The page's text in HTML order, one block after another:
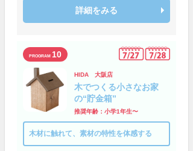
詳細をみる
10
HIDA 大阪店
木でつくる小さなお家
の“貯金箱”
推奨年齢：小学1年生〜
木材に触れて、素材の特性を体感する